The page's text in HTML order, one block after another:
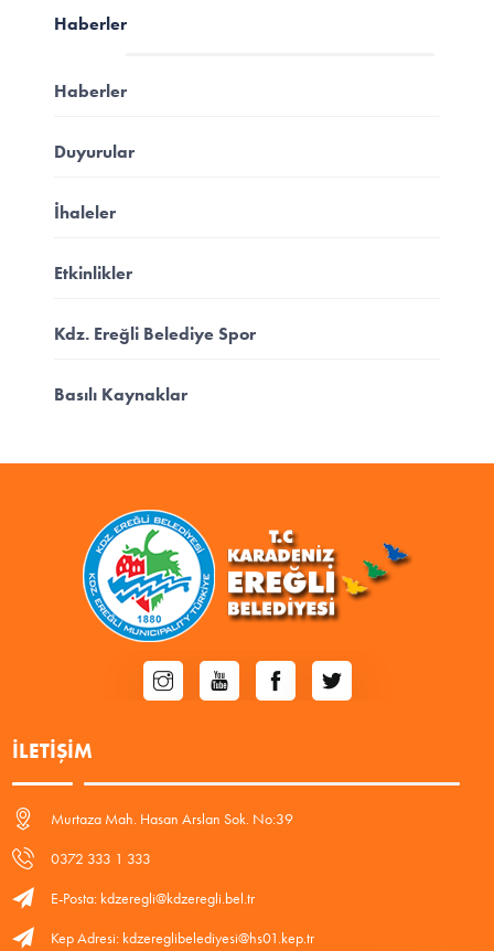
Haberler
Haberler
Duyurular
İhaleler
Etkinlikler
Kdz. Ereğli Belediye Spor
Basılı Kaynaklar
İLETIŞIM
Murtaza Mah. Hasan Arslan Sok. No:39
0372 333 1 333
E-Posta: kdzeregli@kdzeregli.bel.tr
Kep Adresi: kdzereglibelediyesi@hs01.kep.tr